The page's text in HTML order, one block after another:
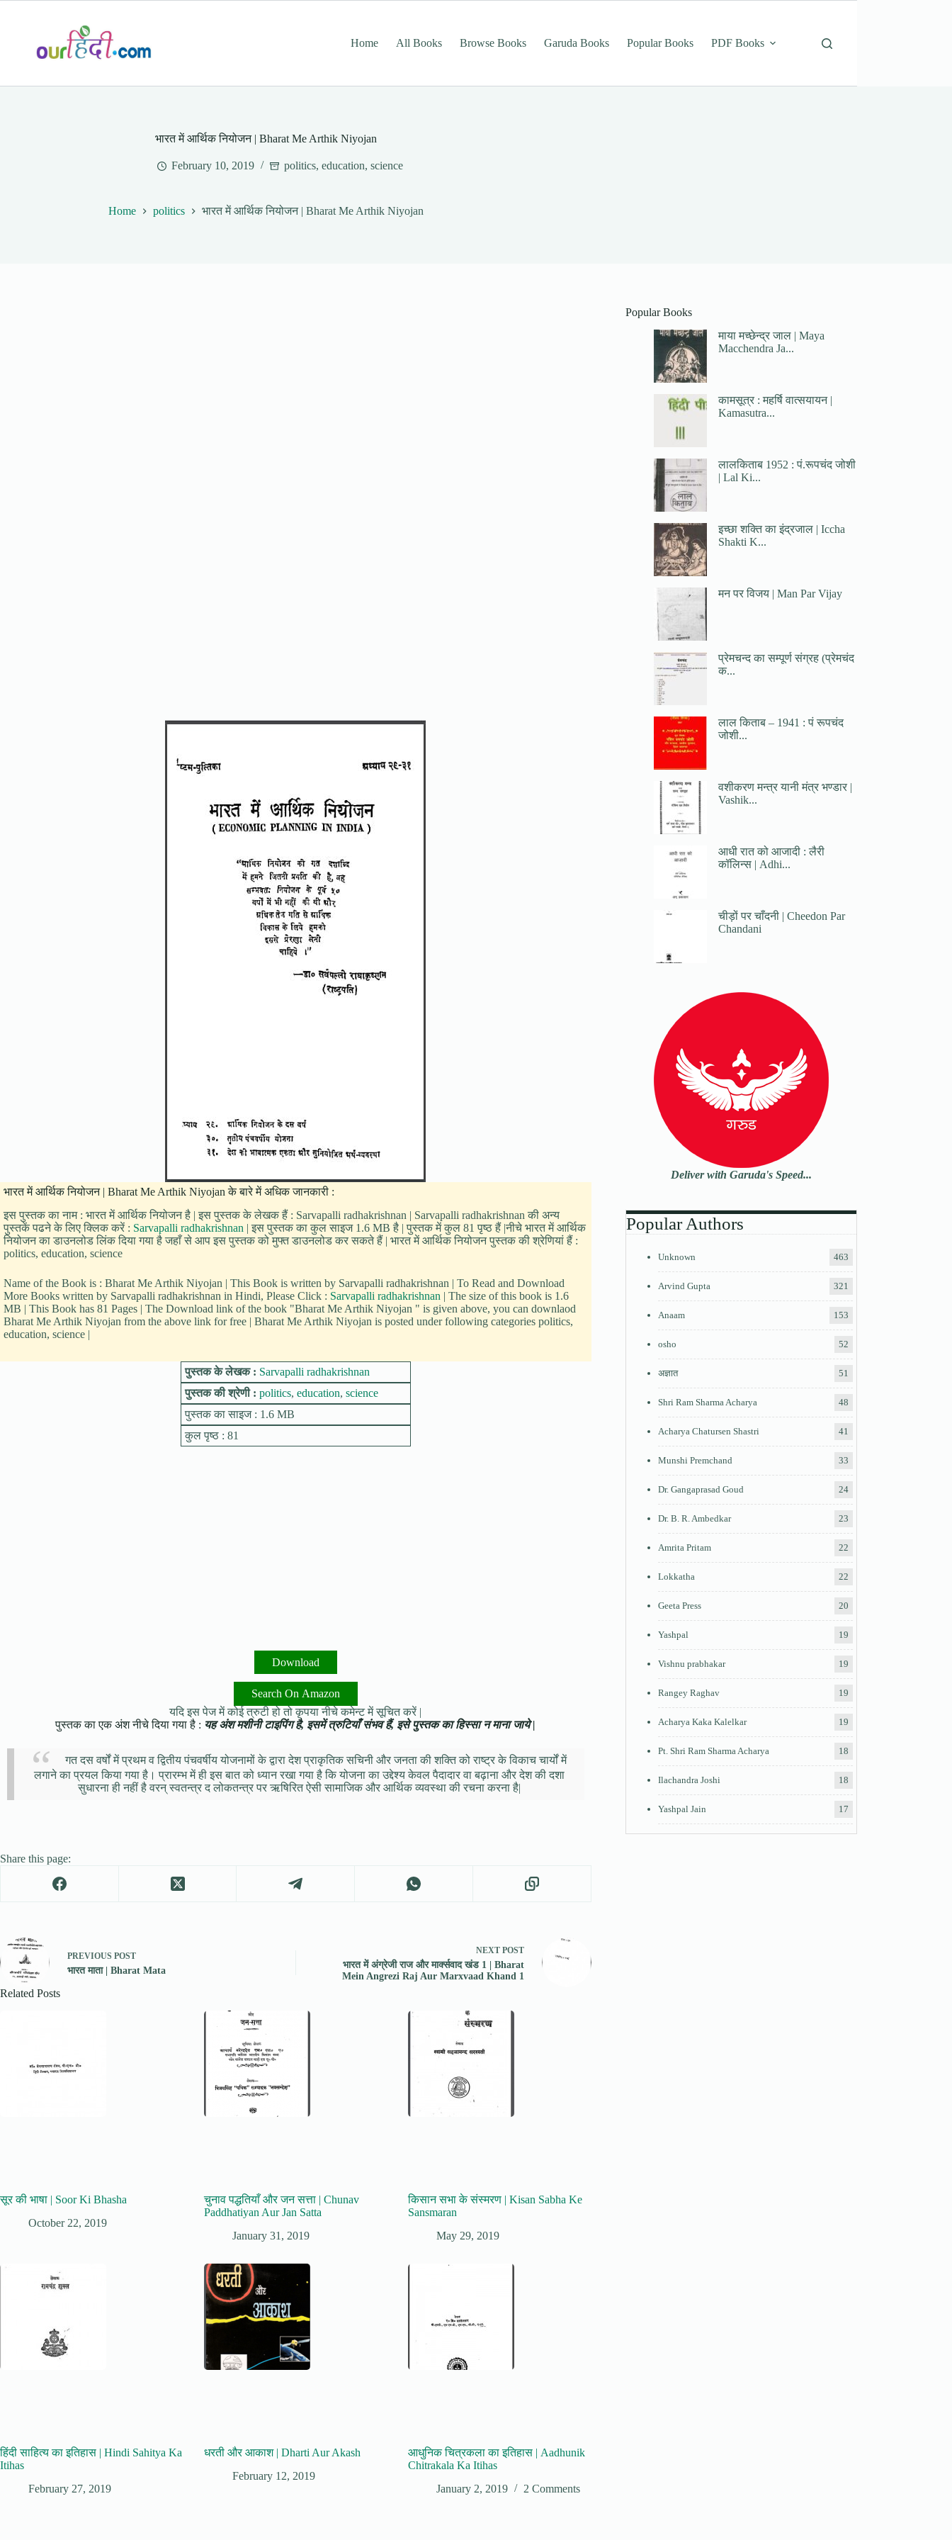
Home
All Books Browse Books Garuda Books Popular Books PDF Books
भारत में आर्थिक नियोजन | Bharat Me Arthik Niyojan
February 10, 2019 politics, education, science
Home politics भारत में आर्थिक नियोजन | Bharat Me Arthik Niyojan
भारत में आर्थिक नियोजन | Bharat Me Arthik Niyojan के बारे में अधिक जानकारी :
इस पुस्तक का नाम : भारत में आर्थिक नियोजन है | इस पुस्तक के लेखक हैं : Sarvapalli radhakrishnan | Sarvapalli radhakrishnan की अन्य
पुस्तकें पढने के लिए क्लिक करें : Sarvapalli radhakrishnan | इस पुस्तक का कुल साइज 1.6 MB है | पुस्तक में कुल 81 पृष्ठ हैं |नीचे भारत में आर्थिक
नियोजन का डाउनलोड लिंक दिया गया है जहाँ से आप इस पुस्तक को मुफ्त डाउनलोड कर सकते हैं | भारत में आर्थिक नियोजन पुस्तक की श्रेणियां हैं :
politics, education, science
Name of the Book is : Bharat Me Arthik Niyojan | This Book is written by Sarvapalli radhakrishnan | To Read and Download
More Books written by Sarvapalli radhakrishnan in Hindi, Please Click : Sarvapalli radhakrishnan | The size of this book is 1.6
MB | This Book has 81 Pages | The Download link of the book "Bharat Me Arthik Niyojan " is given above, you can downlaod
Bharat Me Arthik Niyojan from the above link for free | Bharat Me Arthik Niyojan is posted under following categories politics,
education, science |
पुस्तक के लेखक : Sarvapalli radhakrishnan
पुस्तक की श्रेणी : politics, education, science
पुस्तक का साइज : 1.6 MB
कुल पृष्ठ : 81
Download
Search On Amazon
यदि इस पेज में कोई त्रुटी हो तो कृपया नीचे कमेन्ट में सूचित करें |
पुस्तक का एक अंश नीचे दिया गया है : यह अंश मशीनी टाइपिंग है, इसमें त्रुटियाँ संभव हैं, इसे पुस्तक का हिस्सा न माना जाये |
गत दस वर्षों में प्रथम व द्वितीय पंचवर्षीय योजनामों के द्वारा देश प्राकृतिक सचिनी और जनता की शक्ति को राष्ट्र के विकाच चार्यों में
लगाने का प्रयल किया गया है। प्रारम्भ में ही इस बात को ध्यान रखा गया है कि योजना का उद्देश्य केवल पैदादार वा बढ़ाना और देश की दशा
सुधारना ही नहीं है वरन् स्वतन्त्र द लोकतन्त्र पर ऋषिरित ऐसी सामाजिक और आर्थिक व्यवस्था की रचना करना है|
Share this page:
PREVIOUS POST
भारत माता | Bharat Mata
NEXT POST
भारत में अंग्रेजी राज और मार्क्सवाद खंड 1 | Bharat
Mein Angrezi Raj Aur Marxvaad Khand 1
Related Posts
सूर की भाषा | Soor Ki Bhasha
October 22, 2019
चुनाव पद्धतियाँ और जन सत्ता | Chunav
Paddhatiyan Aur Jan Satta
January 31, 2019
किसान सभा के संस्मरण | Kisan Sabha Ke
Sansmaran
May 29, 2019
हिंदी साहित्य का इतिहास | Hindi Sahitya Ka
Itihas
February 27, 2019
धरती और आकाश | Dharti Aur Akash
February 12, 2019
आधुनिक चित्रकला का इतिहास | Aadhunik
Chitrakala Ka Itihas
January 2, 2019
2 Comments
Popular Books
माया मच्छेन्द्र जाल | Maya
Macchendra Ja...
कामसूत्र : महर्षि वात्सयायन |
Kamasutra...
लालकिताब 1952 : पं.रूपचंद जोशी
| Lal Ki...
इच्छा शक्ति का इंद्रजाल | Iccha
Shakti K...
मन पर विजय | Man Par Vijay
प्रेमचन्द का सम्पूर्ण संग्रह (प्रेमचंद
क...
लाल किताब – 1941 : पं रूपचंद
जोशी...
वशीकरण मन्त्र यानी मंत्र भण्डार |
Vashik...
आधी रात को आजादी : लैरी
कॉलिन्स | Adhi...
चीड़ों पर चाँदनी | Cheedon Par
Chandani
Deliver with Garuda's Speed...
Popular Authors
Unknown 463
Arvind Gupta 321
Anaam 153
osho 52
अज्ञात 51
Shri Ram Sharma Acharya 48
Acharya Chatursen Shastri 41
Munshi Premchand 33
Dr. Gangaprasad Goud 24
Dr. B. R. Ambedkar 23
Amrita Pritam 22
Lokkatha 22
Geeta Press 20
Yashpal 19
Vishnu prabhakar 19
Rangey Raghav 19
Acharya Kaka Kalelkar 19
Pt. Shri Ram Sharma Acharya 18
Ilachandra Joshi 18
Yashpal Jain 17